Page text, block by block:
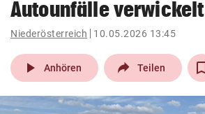
account_circle Anmelden
pin_drop
Wien
bookmark
Autounfälle verwickelt
Niederösterreich 10.05.2026 13:45
play_arrow Anhören Teilen